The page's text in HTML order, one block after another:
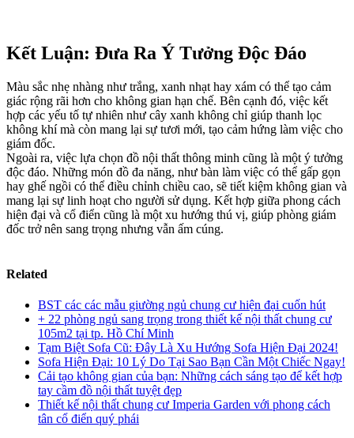
Kết Luận: Đưa Ra Ý Tưởng Độc Đáo
Màu sắc nhẹ nhàng như trắng, xanh nhạt hay xám có thể tạo cảm
giác rộng rãi hơn cho không gian hạn chế. Bên cạnh đó, việc kết
hợp các yếu tố tự nhiên như cây xanh không chỉ giúp thanh lọc
không khí mà còn mang lại sự tươi mới, tạo cảm hứng làm việc cho
giám đốc.
Ngoài ra, việc lựa chọn đồ nội thất thông minh cũng là một ý tưởng
độc đáo. Những món đồ đa năng, như bàn làm việc có thể gấp gọn
hay ghế ngồi có thể điều chỉnh chiều cao, sẽ tiết kiệm không gian và
mang lại sự linh hoạt cho người sử dụng. Kết hợp giữa phong cách
hiện đại và cổ điển cũng là một xu hướng thú vị, giúp phòng giám
đốc trở nên sang trọng nhưng vẫn ấm cúng.
Related
BST các các mẫu giường ngủ chung cư hiện đại cuốn hút
+ 22 phòng ngủ sang trọng trong thiết kế nội thất chung cư
105m2 tại tp. Hồ Chí Minh
Tạm Biệt Sofa Cũ: Đây Là Xu Hướng Sofa Hiện Đại 2024!
Sofa Hiện Đại: 10 Lý Do Tại Sao Bạn Cần Một Chiếc Ngay!
Cải tạo không gian của bạn: Những cách sáng tạo để kết hợp
tay cầm đồ nội thất tuyệt đẹp
Thiết kế nội thất chung cư Imperia Garden với phong cách
tân cổ điển quý phái